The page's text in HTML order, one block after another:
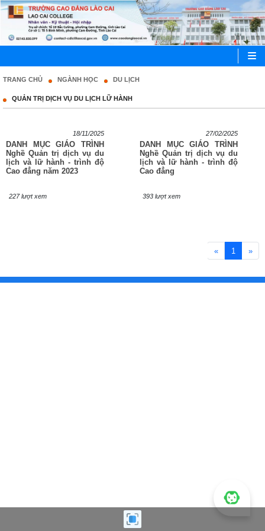
TRANG CHỦ NGÀNH HỌC DU LỊCH
QUẢN TRỊ DỊCH VỤ DU LỊCH LỮ HÀNH
18/11/2025
DANH MỤC GIÁO TRÌNH
Nghề Quản trị dịch vụ du
lịch và lữ hành - trình độ
Cao đẳng năm 2023
227 lượt xem
27/02/2025
DANH MỤC GIÁO TRÌNH
Nghề Quản trị dịch vụ du
lịch và lữ hành - trình độ
Cao đẳng
393 lượt xem
« 1 »